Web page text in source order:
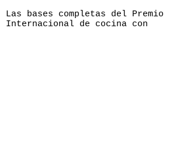
Las bases completas del Premio
Internacional de cocina con